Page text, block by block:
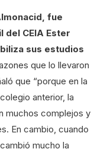
fue
del CEIA Ester
sus estudios
que lo llevaron
que “porque en la
anterior, la
muchos complejos y
En cambio, cuando
mucho la